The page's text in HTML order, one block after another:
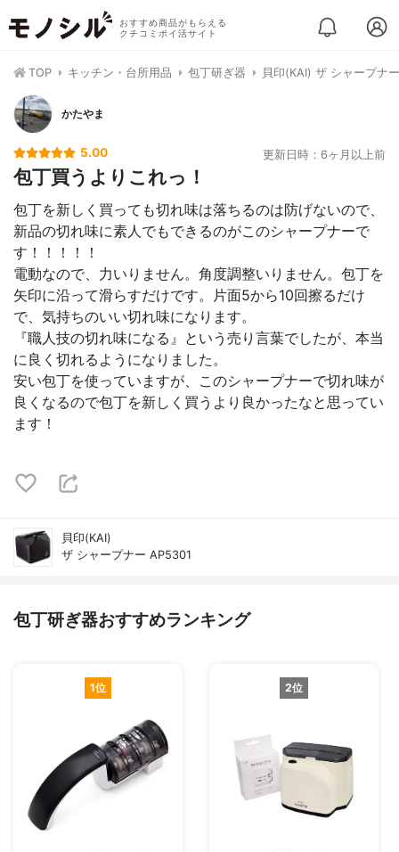
おすすめ商品がもらえる
クチコミポイ活サイト
TOP キッチン・台所用品 包丁研ぎ器 貝印(KAI) ザ シャープナ
かたやま
5.00 更新日時：6ヶ月以上前
包丁買うよりこれっ！
包丁を新しく買っても切れ味は落ちるのは防げないので、
新品の切れ味に素人でもできるのがこのシャープナーで
す！！！！！
電動なので、力いりません。角度調整いりません。包丁を
矢印に沿って滑らすだけです。片面5から10回擦るだけ
で、気持ちのいい切れ味になります。
『職人技の切れ味になる』という売り言葉でしたが、本当
に良く切れるようになりました。
安い包丁を使っていますが、このシャープナーで切れ味が
良くなるので包丁を新しく買うより良かったなと思ってい
ます！
貝印(KAI)
ザ シャープナー AP5301
包丁研ぎ器おすすめランキング
1位 2位